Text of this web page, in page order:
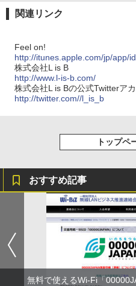
関連リンク
Feel on!
http://itunes.apple.com/jp/app/
株式会社L is B
http://www.l-is-b.com/
株式会社L is Bの公式Twitterアカ
http://twitter.com//l_is_b
トップペ
おすすめ記事
無料で使えるWi-Fi「